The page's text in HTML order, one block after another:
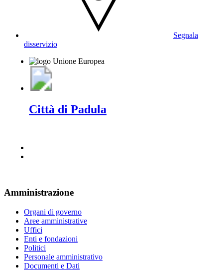
Segnala
disservizio
Città di Padula
Amministrazione
Organi di governo
Aree amministrative
Uffici
Enti e fondazioni
Politici
Personale amministrativo
Documenti e Dati